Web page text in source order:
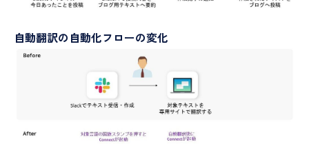
自動翻訳の自動化フローの変化